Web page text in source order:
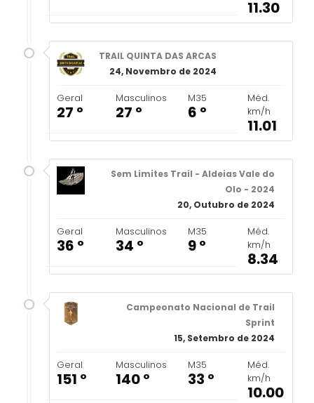
11.30
TRAIL QUINTA DAS ARCAS
24, Novembro de 2024
Geral
27 º
Masculinos
27 º
M35
6 º
Méd.
km/h
11.01
Sem Limites Trail - Aldeias Vale do
Olo - 2024
20, Outubro de 2024
Geral
36 º
Masculinos
34 º
M35
9 º
Méd.
km/h
8.34
Campeonato Nacional de Trail
Sprint
15, Setembro de 2024
Geral
151 º
Masculinos
140 º
M35
33 º
Méd.
km/h
10.00